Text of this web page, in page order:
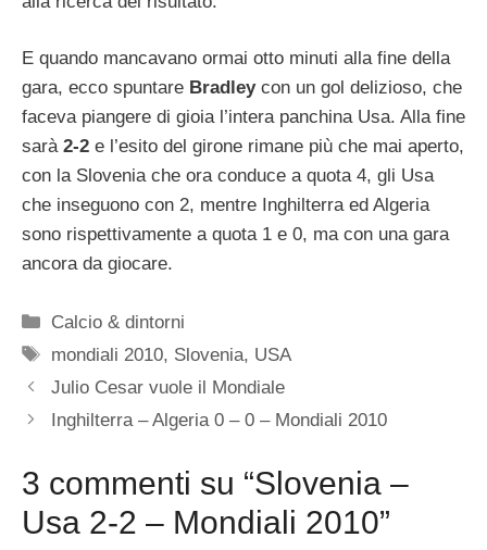
E quando mancavano ormai otto minuti alla fine della
gara, ecco spuntare Bradley con un gol delizioso, che
faceva piangere di gioia l’intera panchina Usa. Alla fine
sarà 2-2 e l’esito del girone rimane più che mai aperto,
con la Slovenia che ora conduce a quota 4, gli Usa
che inseguono con 2, mentre Inghilterra ed Algeria
sono rispettivamente a quota 1 e 0, ma con una gara
ancora da giocare.
Categorie
Calcio & dintorni
Tag
mondiali 2010, Slovenia, USA
Julio Cesar vuole il Mondiale
Inghilterra – Algeria 0 – 0 – Mondiali 2010
3 commenti su “Slovenia –
Usa 2-2 – Mondiali 2010”